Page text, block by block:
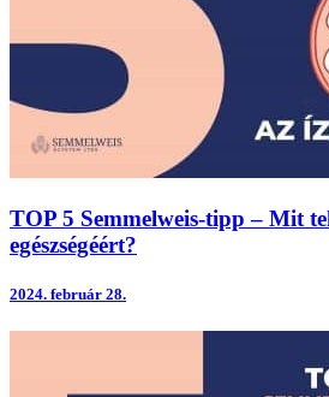
TOP 5 Semmelweis-tipp – Mit
egészségéért?
2024. február 28.